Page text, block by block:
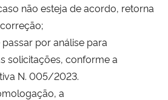
não esteja de acordo, retorna
por análise para
solicitações, conforme a
N. 005/2023.
a